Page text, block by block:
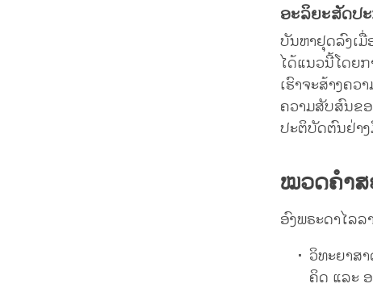
ອະລິຍະສັດປ
ບັນຫາຢຸດລົງເມື່
ໄດ້ແນວນີ້ໂດຍ
ເຮົາຈະສ້າງຄວ
ຄວາມສັບສົນຂ
ປະຕິບັດຕົນຢ່າ
ໝວດຄຳສ
ອົງພຣະດາໄລ
ວິທະຍາສ
ຄິດ ແລະ